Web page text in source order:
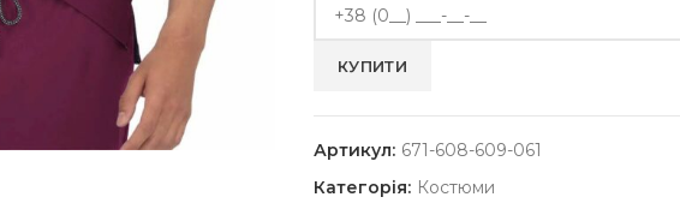
Артикул: 671-608-609-061
Категорія: Костюми